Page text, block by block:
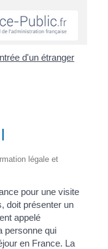
d'un étranger
légale et
pour une visite
doit présenter un
appelé
personne qui
en France. La